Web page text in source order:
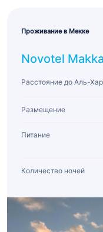
Проживание в Мекке
Novotel
Расстояние до Аль-
Размещение
Питание
Количество ночей